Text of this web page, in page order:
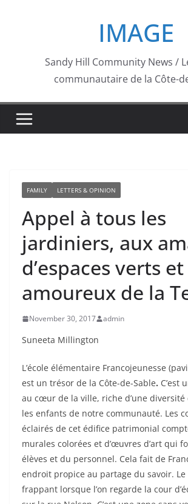
IMAGE
Sandy Hill Community News /
communautaire de la Côte-
FAMILY LETTERS & OPINION
Appel à tous les
jardiniers, aux
d’espaces verts
amoureux de la
November 30, 2017 admin
Suneeta Millington
L’école élémentaire Francojeunesse
est un trésor de la Côte-de-Sable. C’est
au cœur de la ville, riche d’une
les enfants de notre communauté. Les
éclairés de cet édifice patrimonial
murales colorées et d’œuvres d’art qui
élèves et du personnel. Cela fait de
endroit propice au partage du savoir.
frappant lorsque l’on regarde la cour